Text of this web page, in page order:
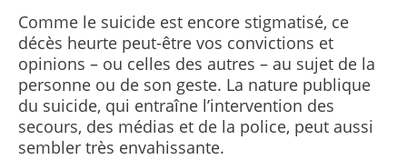
Comme le suicide est encore stigmatisé, ce
décès heurte peut-être vos convictions et
opinions – ou celles des autres – au sujet de la
personne ou de son geste. La nature publique
du suicide, qui entraîne l’intervention des
secours, des médias et de la police, peut aussi
sembler très envahissante.